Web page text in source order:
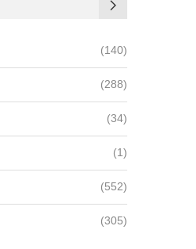
(140)
(288)
(34)
(1)
(552)
(305)